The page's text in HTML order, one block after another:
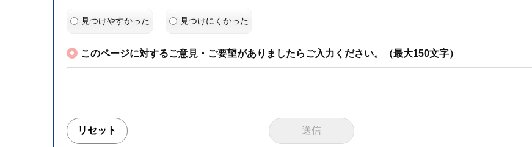
見つけやすかった 見つけにくかった
このページに対するご意見・ご要望がありましたらご入力ください。（最大150文字）